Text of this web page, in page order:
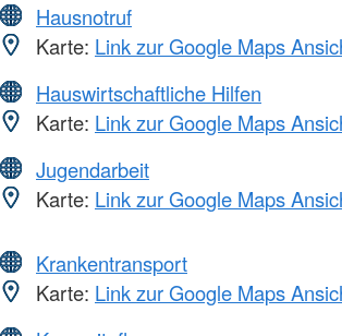
Hausnotruf
Karte: Link zur Google Maps
Hauswirtschaftliche Hilfen
Karte: Link zur Google Maps
Jugendarbeit
Karte: Link zur Google Maps
Krankentransport
Karte: Link zur Google Maps